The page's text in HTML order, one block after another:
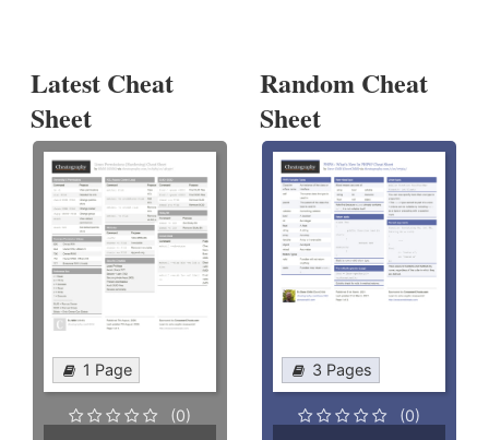
Latest Cheat
Sheet
1 Page
(0)
Random Cheat
Sheet
3 Pages
(0)